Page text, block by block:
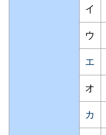
イ
ウ
エ
オ
カ